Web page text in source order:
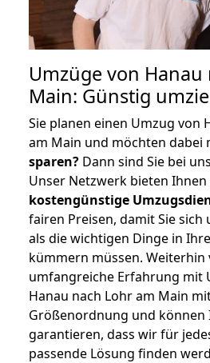
Umzüge von
Main: Günstig
Sie planen einen Umzug von
am Main und möchten dabei
sparen? Dann sind Sie bei
Unser Netzwerk bieten Ihnen
kostengünstige
fairen Preisen, damit Sie sich
als die wichtigen Dinge in
kümmern müssen.
umfangreiche Erfahrung mit
Hanau nach Lohr am Main
Größenordnung und können
garantieren, dass wir für
passende Lösung finden